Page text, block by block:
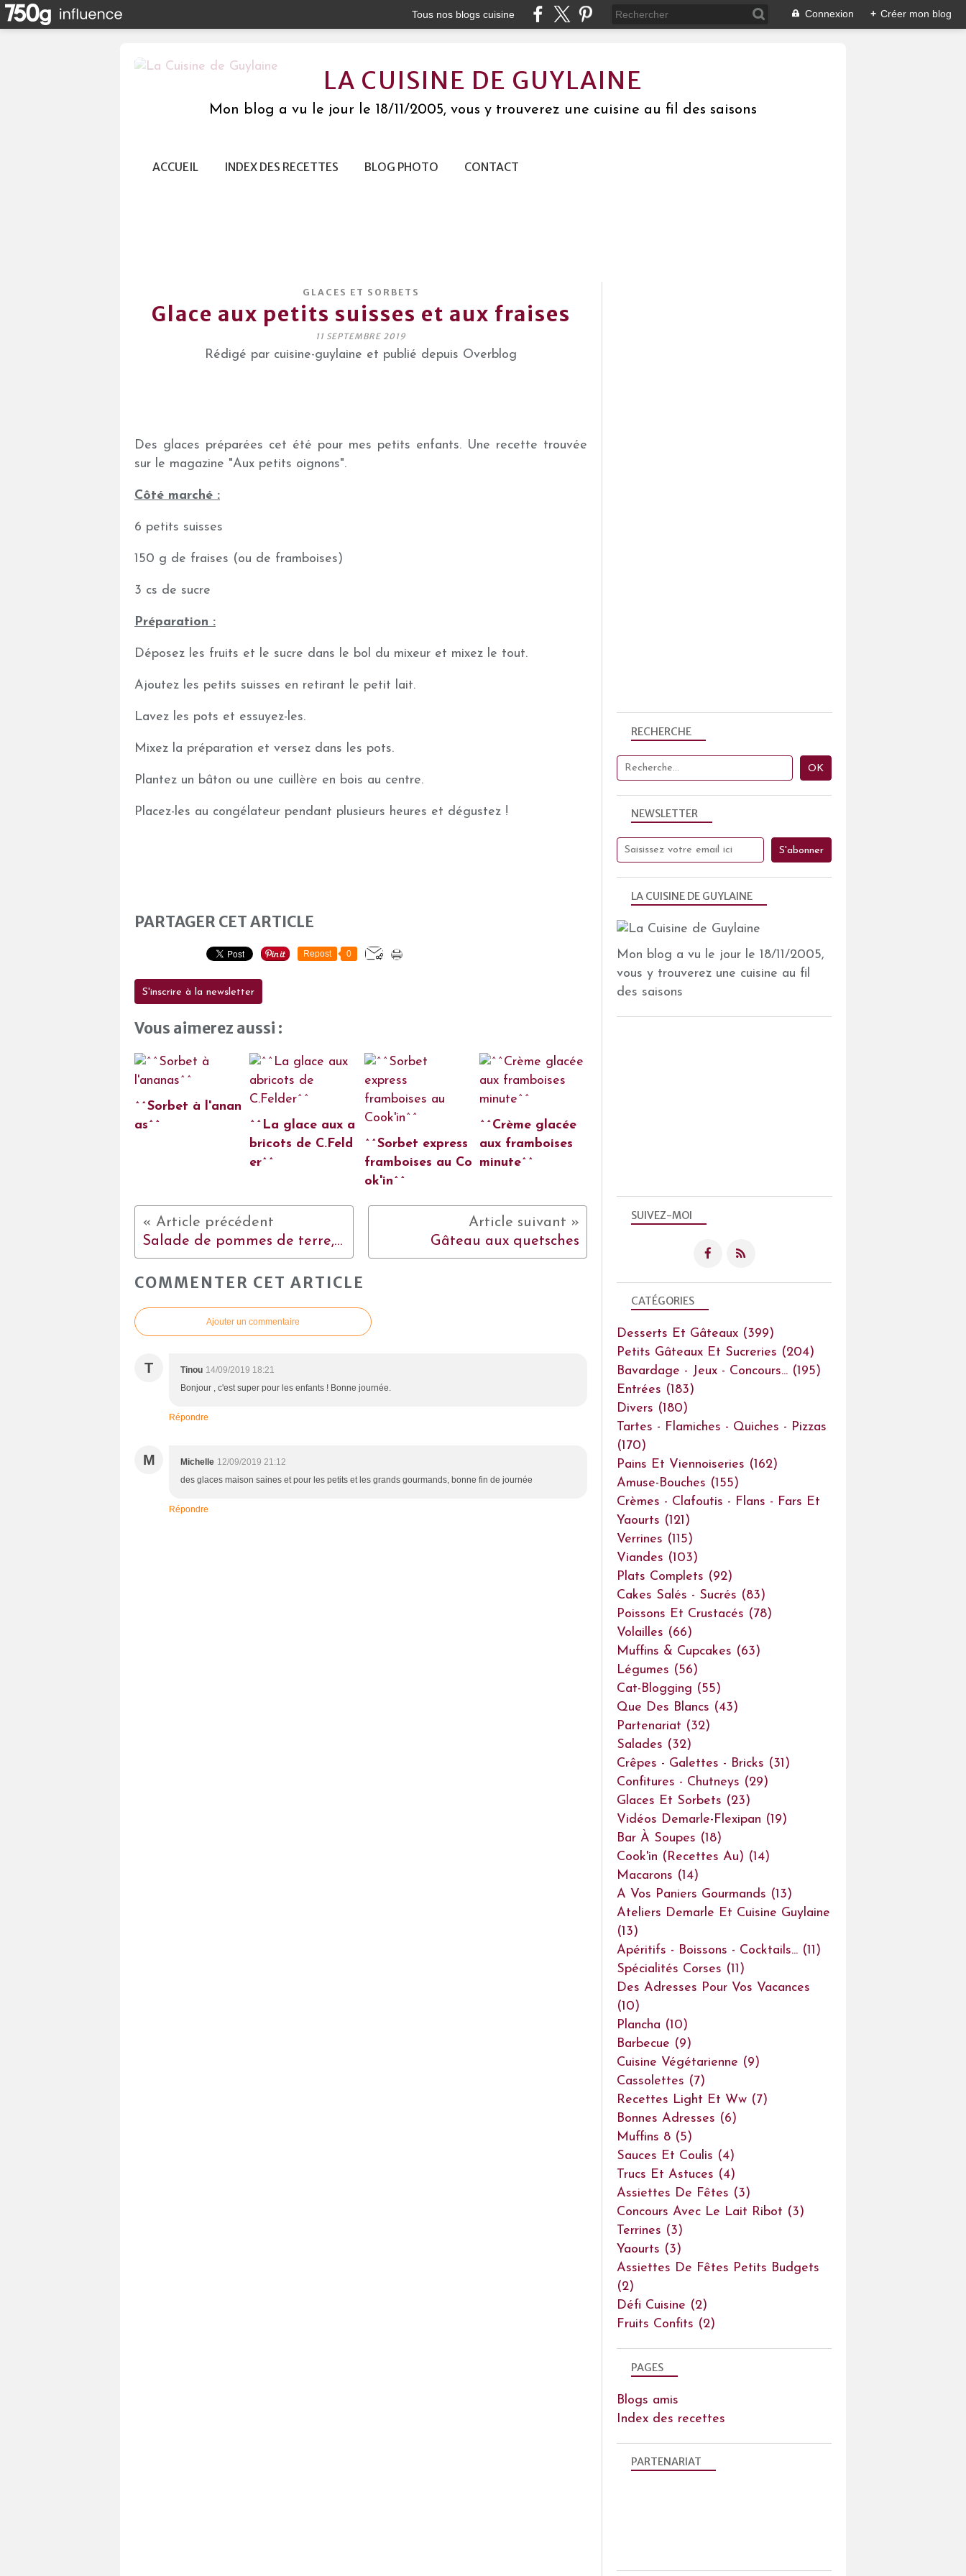
Tous nos blogs cuisine Connexion + Créer mon blog
LA CUISINE DE GUYLAINE
Mon blog a vu le jour le 18/11/2005, vous y trouverez une cuisine au fil des saisons
ACCUEIL INDEX DES RECETTES BLOG PHOTO CONTACT
GLACES ET SORBETS
Glace aux petits suisses et aux fraises
11 SEPTEMBRE 2019
Rédigé par cuisine-guylaine et publié depuis Overblog
Des glaces préparées cet été pour mes petits enfants. Une recette trouvée
sur le magazine "Aux petits oignons".
Côté marché :
6 petits suisses
150 g de fraises (ou de framboises)
3 cs de sucre
Préparation :
Déposez les fruits et le sucre dans le bol du mixeur et mixez le tout.
Ajoutez les petits suisses en retirant le petit lait.
Lavez les pots et essuyez-les.
Mixez la préparation et versez dans les pots.
Plantez un bâton ou une cuillère en bois au centre.
Placez-les au congélateur pendant plusieurs heures et dégustez !
PARTAGER CET ARTICLE
Repost 0
S'inscrire à la newsletter
Vous aimerez aussi :
^^Sorbet à l'anan
as^^
^^La glace aux a
bricots de C.Feld
er^^
^^Sorbet express
framboises au Co
ok'in^^
^^Crème glacée
aux framboises
minute^^
Salade de pommes de terre, thon aux tomates confites Gâteau aux quetsches
COMMENTER CET ARTICLE
Ajouter un commentaire
T Tinou 14/09/2019 18:21
Bonjour , c'est super pour les enfants ! Bonne journée.
Répondre
M Michelle 12/09/2019 21:12
des glaces maison saines et pour les petits et les grands gourmands, bonne fin de journée
Répondre
NEWSLETTER
SUIVEZ-MOI
RECHERCHE
LA CUISINE DE GUYLAINE
Mon blog a vu le jour le 18/11/2005,
vous y trouverez une cuisine au fil
des saisons
PAGES
Blogs amis
Index des recettes
CATÉGORIES
Desserts Et Gâteaux (399)
Petits Gâteaux Et Sucreries (204)
Bavardage - Jeux - Concours... (195)
Entrées (183)
Divers (180)
Tartes - Flamiches - Quiches - Pizzas
(170)
Pains Et Viennoiseries (162)
Amuse-Bouches (155)
Crèmes - Clafoutis - Flans - Fars Et
Yaourts (121)
Verrines (115)
Viandes (103)
Plats Complets (92)
Cakes Salés - Sucrés (83)
Poissons Et Crustacés (78)
Volailles (66)
Muffins & Cupcakes (63)
Légumes (56)
Cat-Blogging (55)
Que Des Blancs (43)
Partenariat (32)
Salades (32)
Crêpes - Galettes - Bricks (31)
Confitures - Chutneys (29)
Glaces Et Sorbets (23)
Vidéos Demarle-Flexipan (19)
Bar À Soupes (18)
Cook'in (recettes Au) (14)
Macarons (14)
A Vos Paniers Gourmands (13)
Ateliers Demarle Et Cuisine Guylaine
(13)
Apéritifs - Boissons - Cocktails... (11)
Spécialités Corses (11)
Des Adresses Pour Vos Vacances
(10)
Plancha (10)
Barbecue (9)
Cuisine Végétarienne (9)
Cassolettes (7)
Recettes Light Et Ww (7)
Bonnes Adresses (6)
Muffins 8 (5)
Sauces Et Coulis (4)
Trucs Et Astuces (4)
Assiettes De Fêtes (3)
Concours Avec Le Lait Ribot (3)
Terrines (3)
Yaourts (3)
Assiettes De Fêtes Petits Budgets
(2)
Défi Cuisine (2)
Fruits Confits (2)
PARTENARIAT